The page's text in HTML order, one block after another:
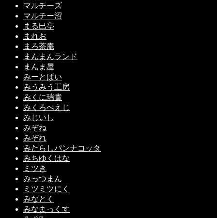
マルチーズ
マルチー沼
まる巳亭
まれお
まろ茶庵
まんまんランド
まんま屋
みーとぱい
みうみう工房
みくに瑞貴
みくろぺえじ
みじいし
みぞね
みぞれ
みたらしパンナコッタ
みちゆくはな
ミツき
みっつまん
ミツミツにく
みなとく
みなまっくす